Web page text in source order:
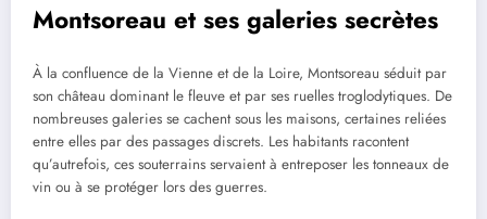
Montsoreau et ses galeries secrètes
À la confluence de la Vienne et de la Loire, Montsoreau séduit par
son château dominant le fleuve et par ses ruelles troglodytiques. De
nombreuses galeries se cachent sous les maisons, certaines reliées
entre elles par des passages discrets. Les habitants racontent
qu’autrefois, ces souterrains servaient à entreposer les tonneaux de
vin ou à se protéger lors des guerres.